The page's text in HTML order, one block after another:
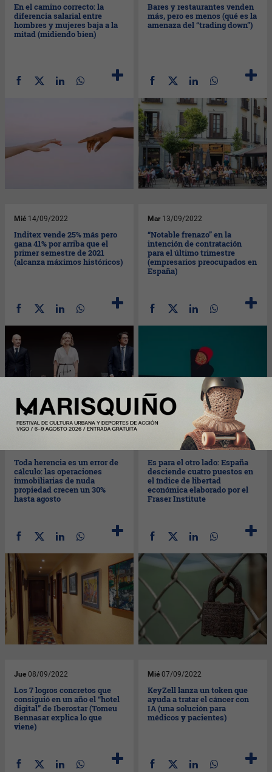
En el camino correcto: la
diferencia salarial entre
hombres y mujeres baja a la
mitad (midiendo bien)
Bares y restaurantes venden
más, pero es menos (qué es la
amenaza del “trading down”)
Mié 14/09/2022
Inditex vende 25% más pero
gana 41% por arriba que el
primer semestre de 2021
(alcanza máximos históricos)
Mar 13/09/2022
“Notable frenazo” en la
intención de contratación
para el último trimestre
(empresarios preocupados en
España)
Toda herencia es un error de
cálculo: las operaciones
inmobiliarias de nuda
propiedad crecen un 30%
hasta agosto
09/09/2022
Es para el otro lado: España
desciende cuatro puestos en
el índice de libertad
económica elaborado por el
Fraser Institute
Jue 08/09/2022
Los 7 logros concretos que
consiguió en un año el “hotel
digital” de Iberostar (Tomeu
Bennasar explica lo que
viene)
Mié 07/09/2022
KeyZell lanza un token que
ayuda a tratar el cáncer con
IA (una solución para
médicos y pacientes)